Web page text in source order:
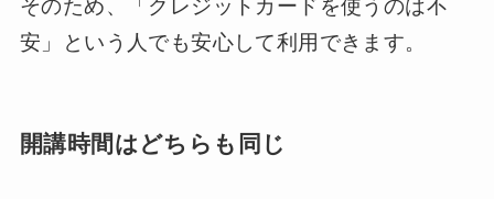
そのため、「クレジットカードを使うのは不
安」という人でも安心して利用できます。
開講時間はどちらも同じ